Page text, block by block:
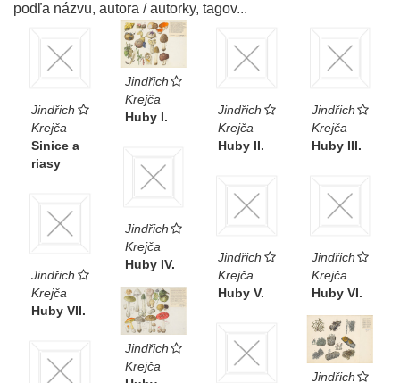
podľa názvu, autora / autorky, tagov...
Jindřich
Krejča
Sinice a
riasy
Jindřich
Krejča
Huby I.
Jindřich
Krejča
Huby II.
Jindřich
Krejča
Huby III.
Jindřich
Krejča
Huby IV.
Jindřich
Krejča
Huby V.
Jindřich
Krejča
Huby VI.
Jindřich
Krejča
Huby VII.
Jindřich
Krejča
Jindřich